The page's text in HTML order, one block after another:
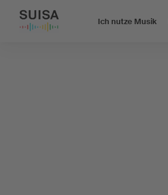
Ich nutze Musik